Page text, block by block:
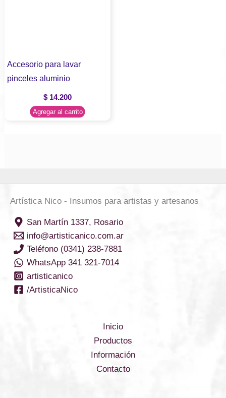
Accesorio para lavar
pinceles aluminio
$ 14.200
Agregar al carrito
Artística Nico - Insumos para artistas y artesanos
San Martín 1337, Rosario
info@artisticanico.com.ar
Teléfono (0341) 238-7881
WhatsApp 341 321-7014
artisticanico
/ArtisticaNico
Inicio
Productos
Información
Contacto